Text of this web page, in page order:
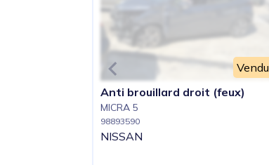
Vendu
Anti brouillard droit (feux)
MICRA 5
98893590
NISSAN